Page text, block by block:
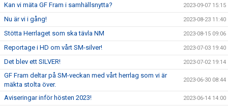
Kan vi mäta GF Fram i samhällsnytta? 2023-09-07 15:15
Nu är vi i gång! 2023-08-23 11:40
Stötta Herrlaget som ska tävla NM 2023-08-15 09:06
Reportage i HD om vårt SM-silver! 2023-07-03 19:40
Det blev ett SILVER! 2023-07-02 19:14
GF Fram deltar på SM-veckan med vårt herrlag som vi är
mäkta stolta över.
2023-06-30 08:44
Aviseringar inför hösten 2023! 2023-06-14 14:00